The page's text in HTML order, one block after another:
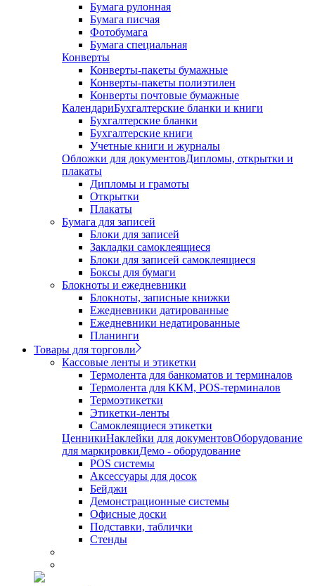
Бумага рулонная
Бумага писчая
Фотобумага
Бумага специальная
Конверты
Конверты-пакеты бумажные
Конверты-пакеты полиэтилен
Конверты почтовые бумажные
КалендариБухгалтерские бланки и книги
Бухгалтерские бланки
Бухгалтерские книги
Учетные книги и журналы
Обложки для документовДипломы, открытки и
плакаты
Дипломы и грамоты
Открытки
Плакаты
Бумага для записей
Блоки для записей
Закладки самоклеящиеся
Блоки для записей самоклеящиеся
Боксы для бумаги
Блокноты и ежедневники
Блокноты, записные книжки
Ежедневники датированные
Ежедневники недатированные
Планинги
Товары для торговли
Кассовые ленты и этикетки
Термолента для банкоматов и терминалов
Термолента для ККМ, POS-терминалов
Термоэтикетки
Этикетки-ленты
Самоклеящиеся этикетки
ЦенникиНаклейки для документовОборудование
для маркировкиДемо - оборудование
POS системы
Аксессуары для досок
Бейджи
Демонстрационные системы
Офисные доски
Подставки, таблички
Стенды